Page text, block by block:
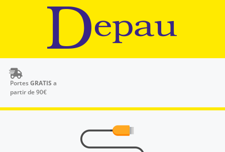
PortesGRATIS a
partir de 90€